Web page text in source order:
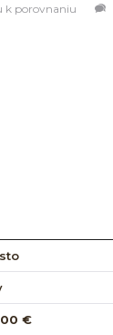
k porovnaniu
€